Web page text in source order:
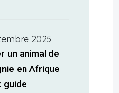
2025
un animal de
en Afrique
guide